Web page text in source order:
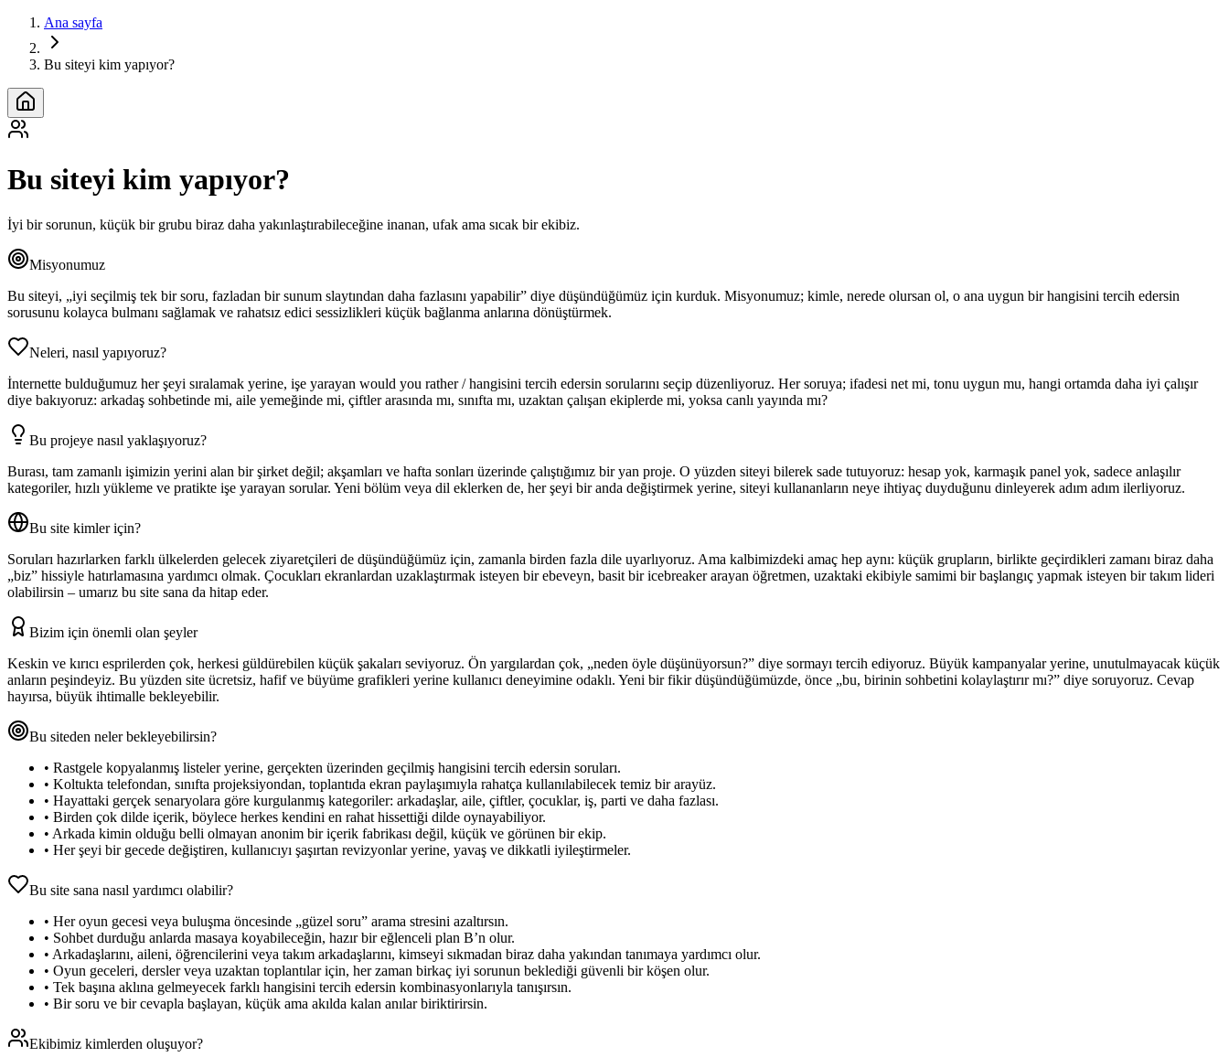
Ana sayfa
Bu siteyi kim yapıyor?
Bu siteyi kim yapıyor?
İyi bir sorunun, küçük bir grubu biraz daha yakınlaştırabileceğine inanan, ufak ama sıcak bir ekibiz.
Misyonumuz
Bu siteyi, „iyi seçilmiş tek bir soru, fazladan bir sunum slaytından daha fazlasını yapabilir” diye düşündüğümüz için kurduk. Misyonumuz; kimle, nerede olursan ol, o ana uygun bir hangisini tercih edersin
sorusunu kolayca bulmanı sağlamak ve rahatsız edici sessizlikleri küçük bağlanma anlarına dönüştürmek.
Neleri, nasıl yapıyoruz?
İnternette bulduğumuz her şeyi sıralamak yerine, işe yarayan would you rather / hangisini tercih edersin sorularını seçip düzenliyoruz. Her soruya; ifadesi net mi, tonu uygun mu, hangi ortamda daha iyi çalışır
diye bakıyoruz: arkadaş sohbetinde mi, aile yemeğinde mi, çiftler arasında mı, sınıfta mı, uzaktan çalışan ekiplerde mi, yoksa canlı yayında mı?
Bu projeye nasıl yaklaşıyoruz?
Burası, tam zamanlı işimizin yerini alan bir şirket değil; akşamları ve hafta sonları üzerinde çalıştığımız bir yan proje. O yüzden siteyi bilerek sade tutuyoruz: hesap yok, karmaşık panel yok, sadece anlaşılır
kategoriler, hızlı yükleme ve pratikte işe yarayan sorular. Yeni bölüm veya dil eklerken de, her şeyi bir anda değiştirmek yerine, siteyi kullananların neye ihtiyaç duyduğunu dinleyerek adım adım ilerliyoruz.
Bu site kimler için?
Soruları hazırlarken farklı ülkelerden gelecek ziyaretçileri de düşündüğümüz için, zamanla birden fazla dile uyarlıyoruz. Ama kalbimizdeki amaç hep aynı: küçük grupların, birlikte geçirdikleri zamanı biraz daha
„biz” hissiyle hatırlamasına yardımcı olmak. Çocukları ekranlardan uzaklaştırmak isteyen bir ebeveyn, basit bir icebreaker arayan öğretmen, uzaktaki ekibiyle samimi bir başlangıç yapmak isteyen bir takım lideri
olabilirsin – umarız bu site sana da hitap eder.
Bizim için önemli olan şeyler
Keskin ve kırıcı esprilerden çok, herkesi güldürebilen küçük şakaları seviyoruz. Ön yargılardan çok, „neden öyle düşünüyorsun?” diye sormayı tercih ediyoruz. Büyük kampanyalar yerine, unutulmayacak küçük
anların peşindeyiz. Bu yüzden site ücretsiz, hafif ve büyüme grafikleri yerine kullanıcı deneyimine odaklı. Yeni bir fikir düşündüğümüzde, önce „bu, birinin sohbetini kolaylaştırır mı?” diye soruyoruz. Cevap
hayırsa, büyük ihtimalle bekleyebilir.
Bu siteden neler bekleyebilirsin?
• Rastgele kopyalanmış listeler yerine, gerçekten üzerinden geçilmiş hangisini tercih edersin soruları.
• Koltukta telefondan, sınıfta projeksiyondan, toplantıda ekran paylaşımıyla rahatça kullanılabilecek temiz bir arayüz.
• Hayattaki gerçek senaryolara göre kurgulanmış kategoriler: arkadaşlar, aile, çiftler, çocuklar, iş, parti ve daha fazlası.
• Birden çok dilde içerik, böylece herkes kendini en rahat hissettiği dilde oynayabiliyor.
• Arkada kimin olduğu belli olmayan anonim bir içerik fabrikası değil, küçük ve görünen bir ekip.
• Her şeyi bir gecede değiştiren, kullanıcıyı şaşırtan revizyonlar yerine, yavaş ve dikkatli iyileştirmeler.
Bu site sana nasıl yardımcı olabilir?
• Her oyun gecesi veya buluşma öncesinde „güzel soru” arama stresini azaltırsın.
• Sohbet durduğu anlarda masaya koyabileceğin, hazır bir eğlenceli plan B’n olur.
• Arkadaşlarını, aileni, öğrencilerini veya takım arkadaşlarını, kimseyi sıkmadan biraz daha yakından tanımaya yardımcı olur.
• Oyun geceleri, dersler veya uzaktan toplantılar için, her zaman birkaç iyi sorunun beklediği güvenli bir köşen olur.
• Tek başına aklına gelmeyecek farklı hangisini tercih edersin kombinasyonlarıyla tanışırsın.
• Bir soru ve bir cevapla başlayan, küçük ama akılda kalan anılar biriktirirsin.
Ekibimiz kimlerden oluşuyor?